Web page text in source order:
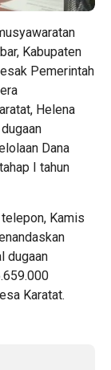
Kabupaten
Pemerintah
Helena
Dana
I tahun
Kamis
dugaan
Karatat.